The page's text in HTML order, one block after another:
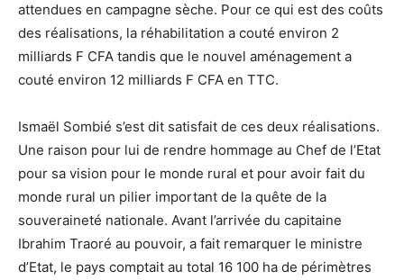
attendues en campagne sèche. Pour ce qui est des coûts
des réalisations, la réhabilitation a couté environ 2
milliards F CFA tandis que le nouvel aménagement a
couté environ 12 milliards F CFA en TTC.
Ismaël Sombié s’est dit satisfait de ces deux réalisations.
Une raison pour lui de rendre hommage au Chef de l’Etat
pour sa vision pour le monde rural et pour avoir fait du
monde rural un pilier important de la quête de la
souveraineté nationale. Avant l’arrivée du capitaine
Ibrahim Traoré au pouvoir, a fait remarquer le ministre
d’Etat, le pays comptait au total 16 100 ha de périmètres